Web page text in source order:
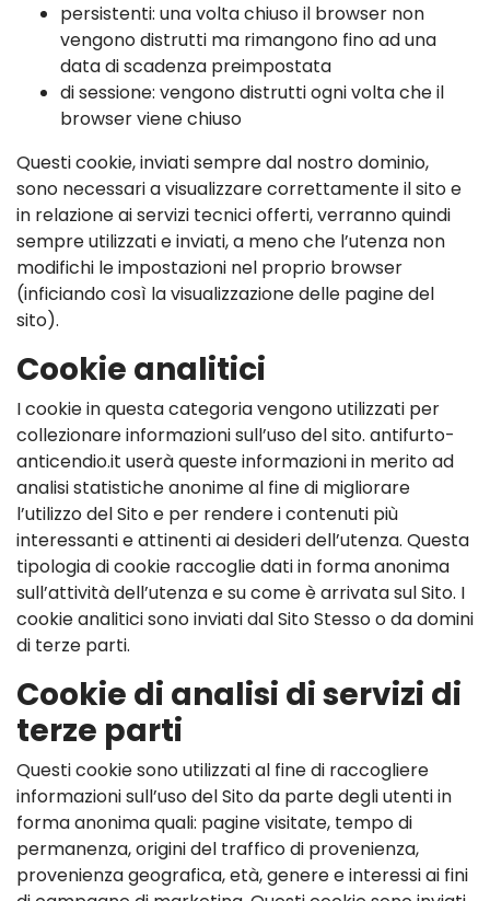
persistenti: una volta chiuso il browser non
vengono distrutti ma rimangono fino ad una
data di scadenza preimpostata
di sessione: vengono distrutti ogni volta che il
browser viene chiuso
Questi cookie, inviati sempre dal nostro dominio,
sono necessari a visualizzare correttamente il sito e
in relazione ai servizi tecnici offerti, verranno quindi
sempre utilizzati e inviati, a meno che l’utenza non
modifichi le impostazioni nel proprio browser
(inficiando così la visualizzazione delle pagine del
sito).
Cookie analitici
I cookie in questa categoria vengono utilizzati per
collezionare informazioni sull’uso del sito. antifurto-
anticendio.it userà queste informazioni in merito ad
analisi statistiche anonime al fine di migliorare
l’utilizzo del Sito e per rendere i contenuti più
interessanti e attinenti ai desideri dell’utenza. Questa
tipologia di cookie raccoglie dati in forma anonima
sull’attività dell’utenza e su come è arrivata sul Sito. I
cookie analitici sono inviati dal Sito Stesso o da domini
di terze parti.
Cookie di analisi di servizi di
terze parti
Questi cookie sono utilizzati al fine di raccogliere
informazioni sull’uso del Sito da parte degli utenti in
forma anonima quali: pagine visitate, tempo di
permanenza, origini del traffico di provenienza,
provenienza geografica, età, genere e interessi ai fini